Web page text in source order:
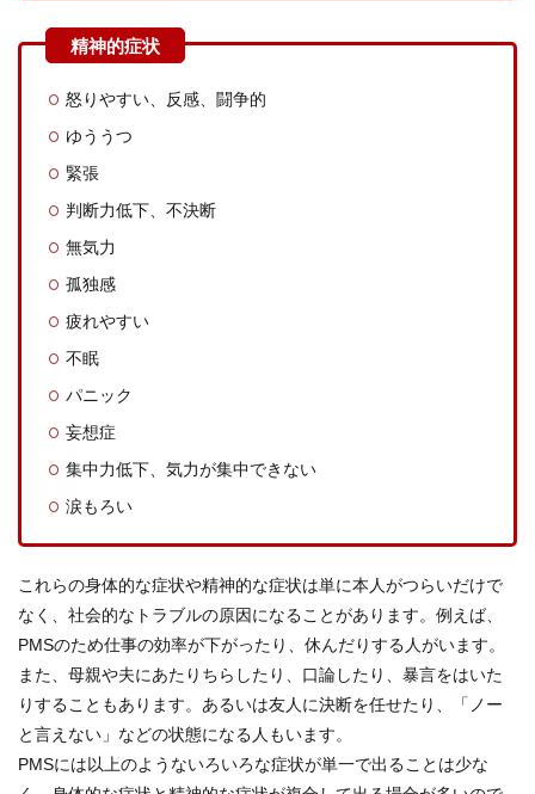
怒りやすい、反感、闘争的
ゆううつ
緊張
判断力低下、不決断
無気力
孤独感
疲れやすい
不眠
パニック
妄想症
集中力低下、気力が集中できない
涙もろい
これらの身体的な症状や精神的な症状は単に本人がつらいだけで
なく、社会的なトラブルの原因になることがあります。例えば、
PMSのため仕事の効率が下がったり、休んだりする人がいます。
また、母親や夫にあたりちらしたり、口論したり、暴言をはいた
りすることもあります。あるいは友人に決断を任せたり、「ノー
と言えない」などの状態になる人もいます。
PMSには以上のようないろいろな症状が単一で出ることは少な